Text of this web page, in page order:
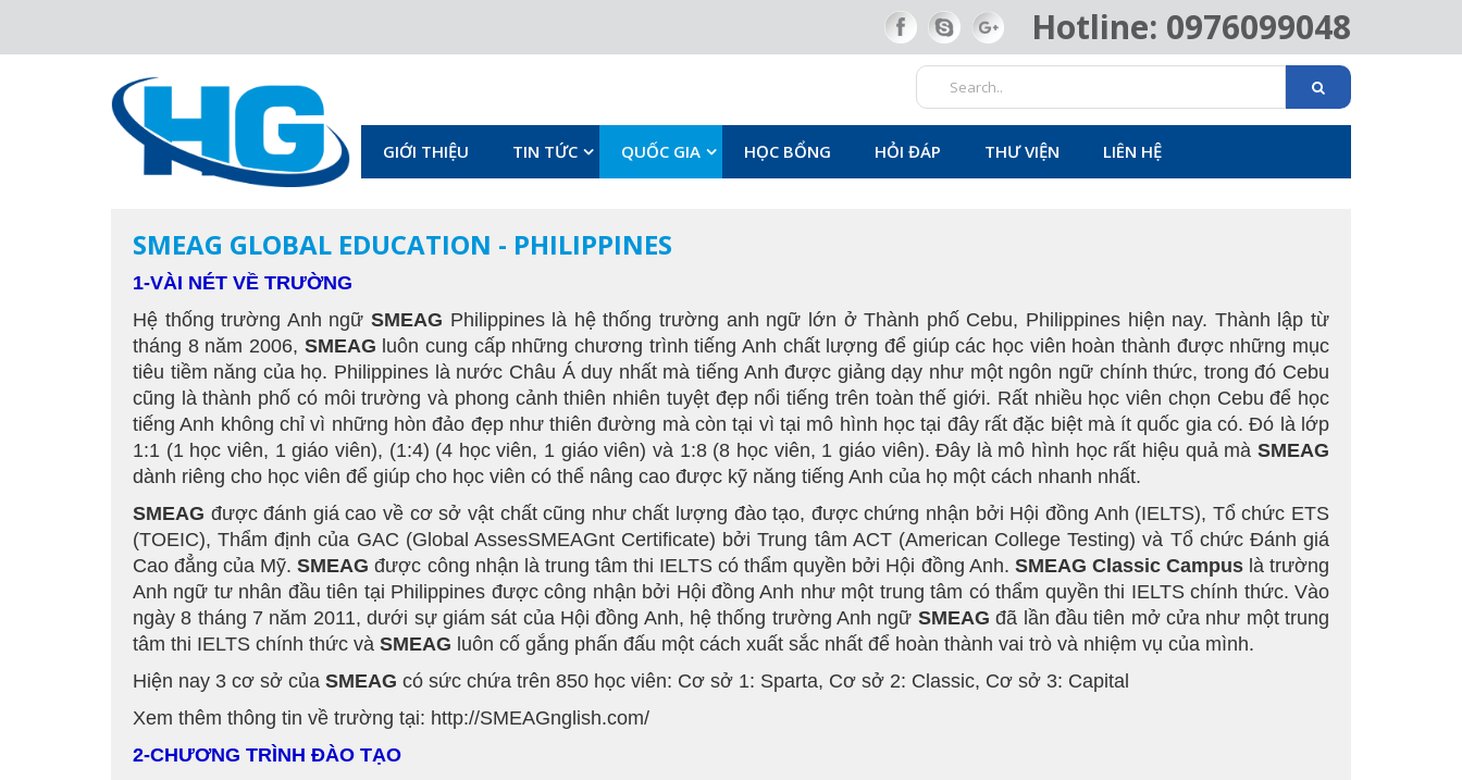
Hotline: 0976099048
GIỚI THIỆU TIN TỨC QUỐC GIA HỌC BỔNG HỎI ĐÁP THƯ VIỆN LIÊN HỆ
SMEAG GLOBAL EDUCATION - PHILIPPINES
1-VÀI NÉT VỀ TRƯỜNG
Hệ thống trường Anh ngữSMEAG Philippines là hệ thống trường anh ngữ lớn ở Thành phố Cebu, Philippines hiện nay. Thành lập từ
tháng 8 năm 2006, SMEAG luôn cung cấp những chương trình tiếng Anh chất lượng để giúp các học viên hoàn thành được những mục
tiêu tiềm năng của họ. Philippines là nước Châu Á duy nhất mà tiếng Anh được giảng dạy như một ngôn ngữ chính thức, trong đó Cebu
cũng là thành phố có môi trường và phong cảnh thiên nhiên tuyệt đẹp nổi tiếng trên toàn thế giới. Rất nhiều học viên chọn Cebu để học
tiếng Anh không chỉ vì những hòn đảo đẹp như thiên đường mà còn tại vì tại mô hình học tại đây rất đặc biệt mà ít quốc gia có. Đó là lớp
1:1 (1 học viên, 1 giáo viên), (1:4) (4 học viên, 1 giáo viên) và 1:8 (8 học viên, 1 giáo viên). Đây là mô hình học rất hiệu quả mà SMEAG
dành riêng cho học viên để giúp cho học viên có thể nâng cao được kỹ năng tiếng Anh của họ một cách nhanh nhất.
SMEAG được đánh giá cao về cơ sở vật chất cũng như chất lượng đào tạo, được chứng nhận bởi Hội đồng Anh (IELTS), Tổ chức ETS
(TOEIC), Thẩm định của GAC (Global AssesSMEAGnt Certificate) bởi Trung tâm ACT (American College Testing) và Tổ chức Đánh giá
Cao đẳng của Mỹ.SMEAG được công nhận là trung tâm thi IELTS có thẩm quyền bởi Hội đồng Anh. SMEAG Classic Campuslà trường
Anh ngữ tư nhân đầu tiên tại Philippines được công nhận bởi Hội đồng Anh như một trung tâm có thẩm quyền thi IELTS chính thức. Vào
ngày 8 tháng 7 năm 2011, dưới sự giám sát của Hội đồng Anh, hệ thống trường Anh ngữ SMEAG đã lần đầu tiên mở cửa như một trung
tâm thi IELTS chính thức và SMEAG luôn cố gắng phấn đấu một cách xuất sắc nhất để hoàn thành vai trò và nhiệm vụ của mình.
Hiện nay 3 cơ sở của SMEAG có sức chứa trên 850 học viên: Cơ sở 1: Sparta, Cơ sở 2: Classic, Cơ sở 3: Capital
Xem thêm thông tin về trường tại: http://SMEAGnglish.com/
2-CHƯƠNG TRÌNH ĐÀO TẠO